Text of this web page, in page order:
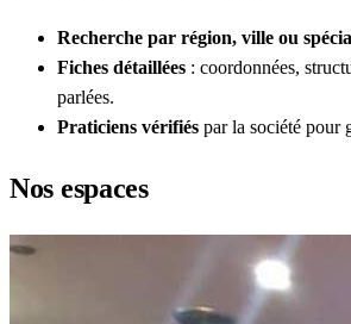
Recherche par région, ville ou
Fiches détaillées : coordonnées,
parlées.
Praticiens vérifiés par la société pour
Nos espaces